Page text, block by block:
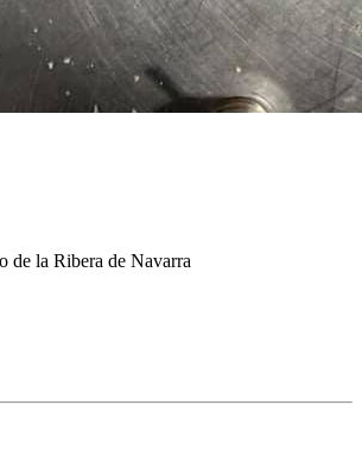
de la Ribera de Navarra